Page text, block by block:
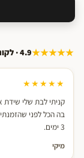
★★★★★4.9 · לקוחות מספרים
★★★★★
קניתי לבת שלי שידת
בה הכל לפני
3 ימים.
מיקי